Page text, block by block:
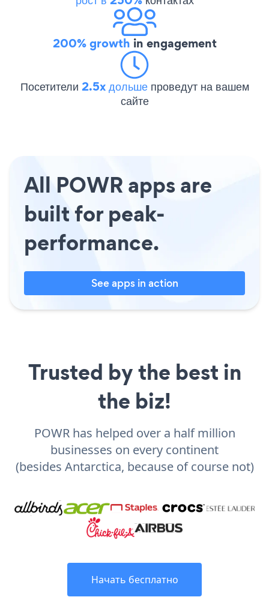
200% growth in engagement
Посетители 2.5x дольше проведут на вашем
сайте
All POWR apps are
built for peak-
performance.
See apps in action
Trusted by the best in
the biz!
POWR has helped over a half million
businesses on every continent
(besides Antarctica, because of course not)
Начать бесплатно